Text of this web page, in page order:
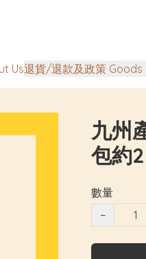
Us退貨/退款及政策
九州
包約
數量
−